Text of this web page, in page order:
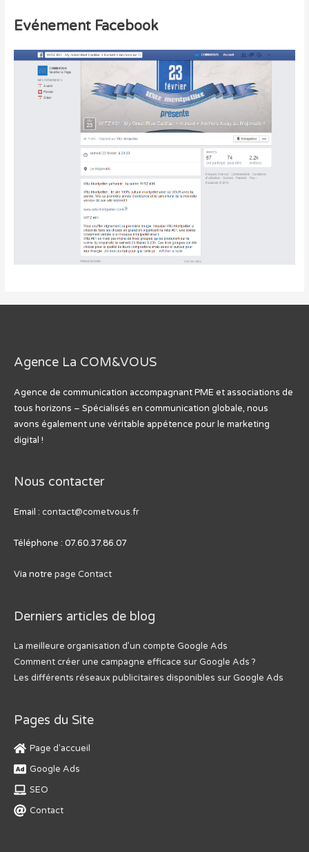
Evénement Facebook
Agence La COM&VOUS
Agence de communication accompagnant PME et associations de
tous horizons – Spécialisés en communication globale, nous
avons également une véritable appétence pour le marketing
digital !
Nous contacter
Email : contact@cometvous.fr
Téléphone : 07.60.37.86.07
Via notre page Contact
Derniers articles de blog
La meilleure organisation d’un compte Google Ads
Comment créer une campagne efficace sur Google Ads ?
Les différents réseaux publicitaires disponibles sur Google Ads
Pages du Site
Page d'accueil
Google Ads
SEO
Contact